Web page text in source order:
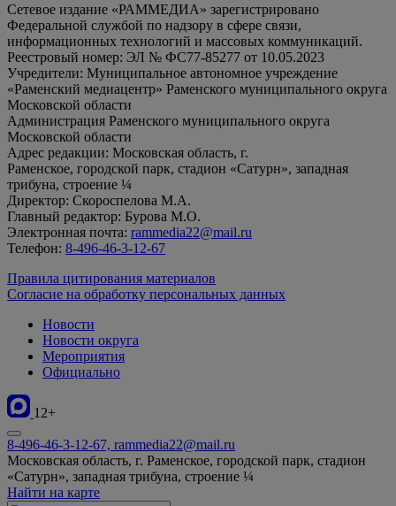
Сетевое издание «РАММЕДИА» зарегистрировано
Федеральной службой по надзору в сфере связи,
информационных технологий и массовых коммуникаций.
Реестровый номер: ЭЛ № ФС77-85277 от 10.05.2023
Учредители: Муниципальное автономное учреждение
«Раменский медиацентр» Раменского муниципального округа
Московской области
Администрация Раменского муниципального округа
Московской области
Адрес редакции: Московская область, г.
Раменское, городской парк, стадион «Сатурн», западная
трибуна, строение ¼
Директор: Скороспелова М.А.
Главный редактор: Бурова М.О.
Электронная почта: rammedia22@mail.ru
Телефон: 8-496-46-3-12-67
Правила цитирования материалов
Согласие на обработку персональных данных
Новости
Новости округа
Мероприятия
Официально
12+
8-496-46-3-12-67, rammedia22@mail.ru
Московская область, г. Раменское, городской парк, стадион
«Сатурн», западная трибуна, строение ¼
Найти на карте